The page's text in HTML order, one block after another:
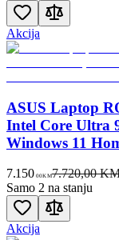
Akcija
ASUS Laptop
Intel Core Ultra
Windows 11
7.150 00KM7.720,00
Samo 2 na stanju
Akcija